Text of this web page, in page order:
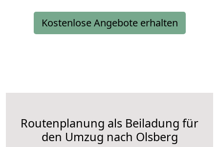
Kostenlose Angebote erhalten
Routenplanung als Beiladung für
den Umzug nach Olsberg